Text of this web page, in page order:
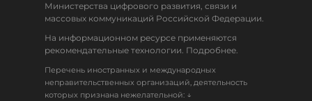
Министерства цифрового развития, связи и
массовых коммуникаций Российской Федерации.
На информационном ресурсе применяются
рекомендательные технологии. Подробнее.
Перечень иностранных и международных
неправительственных организаций, деятельность
которых признана нежелательной: ↓